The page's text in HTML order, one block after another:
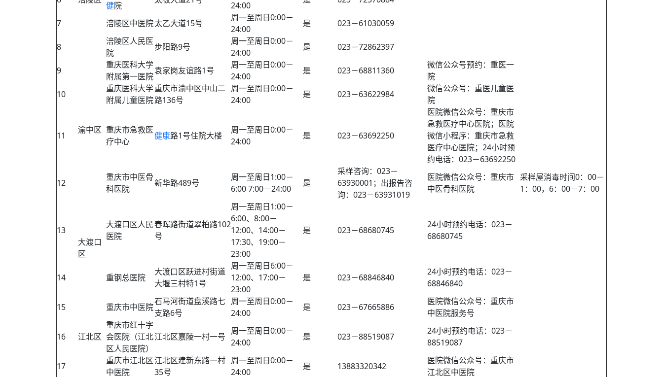
健院
24:00
7 涪陵区中医院太乙大道15号
周一至周日0:00－
24:00
是 023－61030059
8
涪陵区人民医
院
步阳路9号
周一至周日0:00－
24:00
是 023－72862397
9
渝中区
重庆医科大学
附属第一医院
袁家岗友谊路1号
周一至周日0:00－
24:00
是 023－68811360
微信公众号预约：重医一
院
10
重庆医科大学
附属儿童医院
重庆市渝中区中山二
路136号
周一至周日0:00－
24:00
是 023－63622984
微信公众号：重医儿童医
院
11
重庆市急救医
疗中心
健康路1号住院大楼
周一至周日0:00－
24:00
是 023－63692250
医院微信公众号：重庆市
急救医疗中心医院；医院
微信小程序：重庆市急救
医疗中心医院；24小时预
约电话：023－63692250
12
重庆市中医骨
科医院
新华路489号
周一至周日1:00－
6:00 7:00－24:00
是
采样咨询：023－
63930001；出报告咨
询：023－63931019
医院微信公众号：重庆市
中医骨科医院
采样屋消毒时间0：00－
1：00，6：00－7：00
13
大渡口
区
大渡口区人民
医院
春晖路街道翠柏路102
号
周一至周日1:00－
6:00、8:00－
12:00、14:00－
17:30、19:00－
23:00
是 023－68680745
24小时预约电话：023－
68680745
14 重钢总医院
大渡口区跃进村街道
大堰三村特1号
周一至周日6:00－
12:00、17:00－
23:00
是 023－68846840
24小时预约电话：023－
68846840
15
江北区
重庆市中医院
石马河街道盘溪路七
支路6号
周一至周日0:00－
24:00
是 023－67665886
医院微信公众号：重庆市
中医院服务号
16
重庆市红十字
会医院（江北
区人民医院）
江北区嘉陵一村一号
周一至周日0:00－
24:00
是 023－88519087
24小时预约电话：023－
88519087
17
重庆市江北区
中医院
江北区建新东路一村
35号
周一至周日0:00－
24:00
是 13883320342
医院微信公众号：重庆市
江北区中医院